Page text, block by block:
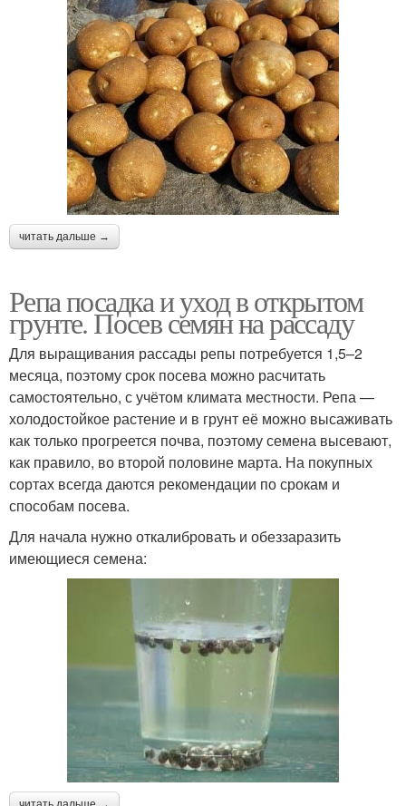
читать дальше →
Репа посадка и уход в открытом
грунте. Посев семян на рассаду
Для выращивания рассады репы потребуется 1,5–2
месяца, поэтому срок посева можно расчитать
самостоятельно, с учётом климата местности. Репа —
холодостойкое растение и в грунт её можно высаживать
как только прогреется почва, поэтому семена высевают,
как правило, во второй половине марта. На покупных
сортах всегда даются рекомендации по срокам и
способам посева.
Для начала нужно откалибровать и обеззаразить
имеющиеся семена: